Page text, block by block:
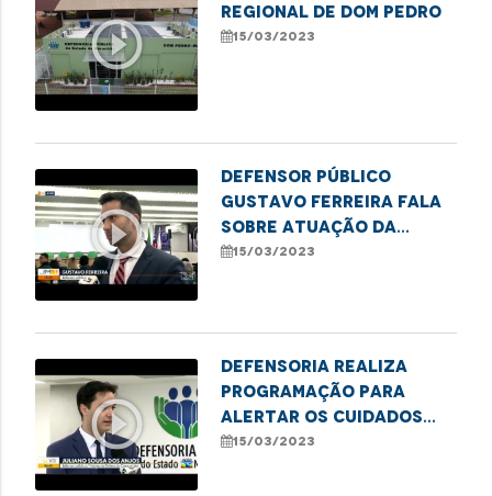
play_circle_outline
REGIONAL DE DOM PEDRO
15/03/2023
play_circle_outline
Defensor público
Gustavo Ferreira fala
sobre atuação da
defensoria na defesa
15/03/2023
play_circle_outline
Defensoria realiza
programação para
alertar os cuidados
com os idosos nas
15/03/2023